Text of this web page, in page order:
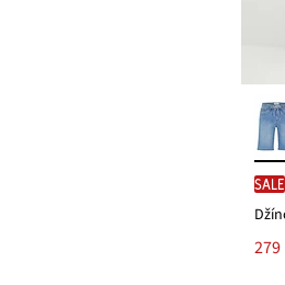
SALE
279